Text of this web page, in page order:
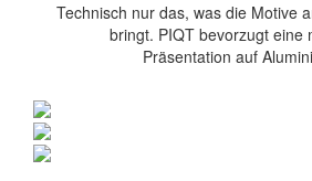
Technisch nur das, was die Motive
bringt. PIQT bevorzugt eine
Präsentation auf